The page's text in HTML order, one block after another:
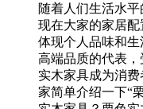
随着人们生活水
现在大家的家居
体现个人品味和
高端品质的代表
实木家具成为消
家简单介绍一下“